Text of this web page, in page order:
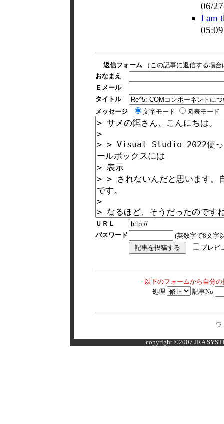
06/
I am
返信フォーム （この記事に返信する場
おなまえ
Ｅメール
タイトル
メッセージ
文字モード 図表モード
ＵＲＬ
パスワード
(英数字で8文字
プレビ
- 以下のフォームから自分
処理
記事No
copyright ©2007 JRA